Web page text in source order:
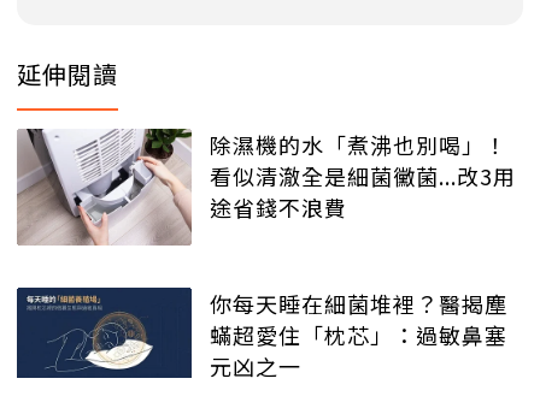
延伸閱讀
除濕機的水「煮沸也別喝」！
看似清澈全是細菌黴菌...改3用
途省錢不浪費
你每天睡在細菌堆裡？醫揭塵
蟎超愛住「枕芯」：過敏鼻塞
元凶之一